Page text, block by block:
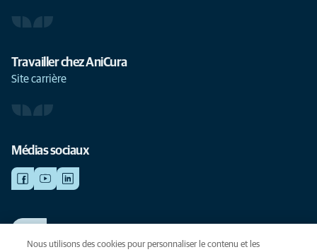
Travailler chez AniCura
Site carrière
Médias sociaux
Voir nos offres d'emploi
Nous utilisons des cookies pour personnaliser le contenu et les